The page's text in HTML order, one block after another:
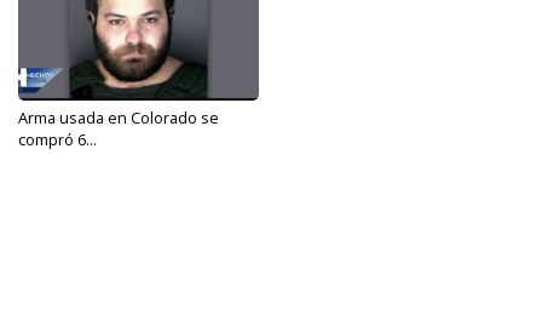
Arma usada en Colorado se
compró 6...